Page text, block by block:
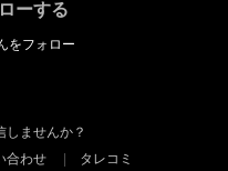
ーする
しませんか？
合わせ タレコミ